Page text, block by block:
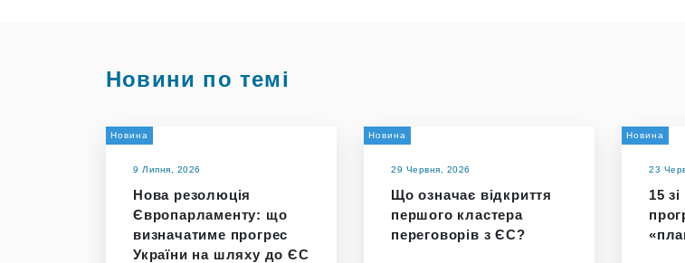
Новини по темі
Новина
9 Липня, 2026
Нова резолюція
Європарламенту: що
визначатиме прогрес
України на шляху до ЄС
Новина
29 Червня, 2026
Що означає відкриття
першого кластера
переговорів з ЄС?
Новина
23
15